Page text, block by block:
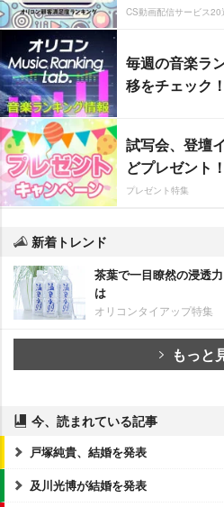
CS動画配信サービス20
毎週の音楽ラ
移をチェック！
試写会、登壇
どプレゼント！
プレゼント特集
新着トレンド
茶葉で一目瞭然の浸透
は
オリコンタイアップ特集
もっと
今、読まれている記事
戸塚純貴、結婚を発表
及川光博が結婚を発表